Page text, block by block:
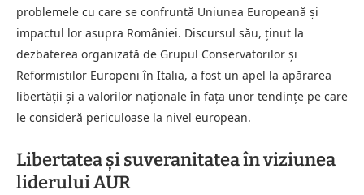
problemele cu care se confruntă Uniunea Europeană și
impactul lor asupra României. Discursul său, ținut la
dezbaterea organizată de Grupul Conservatorilor și
Reformistilor Europeni în Italia, a fost un apel la apărarea
libertății și a valorilor naționale în fața unor tendințe pe care
le consideră periculoase la nivel european.
Libertatea și suveranitatea în viziunea
liderului AUR